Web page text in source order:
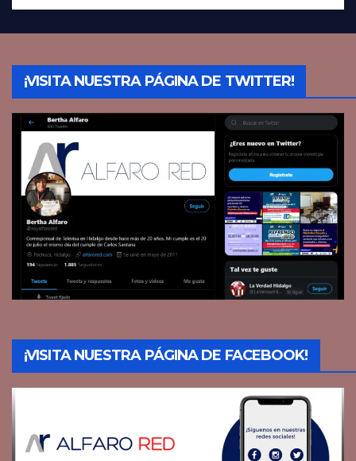
¡VISITA NUESTRA PÁGINA DE TWITTER!
¡VISITA NUESTRA PÁGINA DE FACEBOOK!